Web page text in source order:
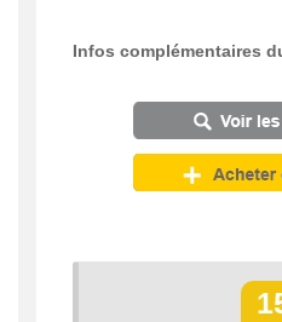
Infos complémentaires